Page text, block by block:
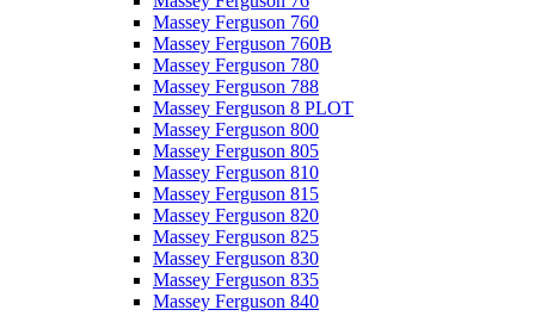
Massey Ferguson 760
Massey Ferguson 760B
Massey Ferguson 780
Massey Ferguson 788
Massey Ferguson 8 PLOT
Massey Ferguson 800
Massey Ferguson 805
Massey Ferguson 810
Massey Ferguson 815
Massey Ferguson 820
Massey Ferguson 825
Massey Ferguson 830
Massey Ferguson 835
Massey Ferguson 840